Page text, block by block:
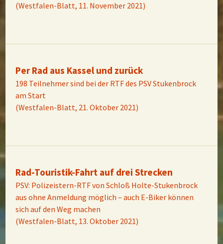
(Westfalen-Blatt, 11. November 2021)
Per Rad aus Kassel und zurück
198 Teilnehmer sind bei der RTF des PSV Stukenbrock
am Start
(Westfalen-Blatt, 21. Oktober 2021)
Rad-Touristik-Fahrt auf drei Strecken
PSV: Polizeistern-RTF von Schloß Holte-Stukenbrock
aus ohne Anmeldung möglich – auch E-Biker können
sich auf den Weg machen
(Westfalen-Blatt, 13. Oktober 2021)